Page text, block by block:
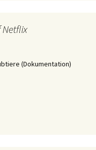
Netflix
(Dokumentation)